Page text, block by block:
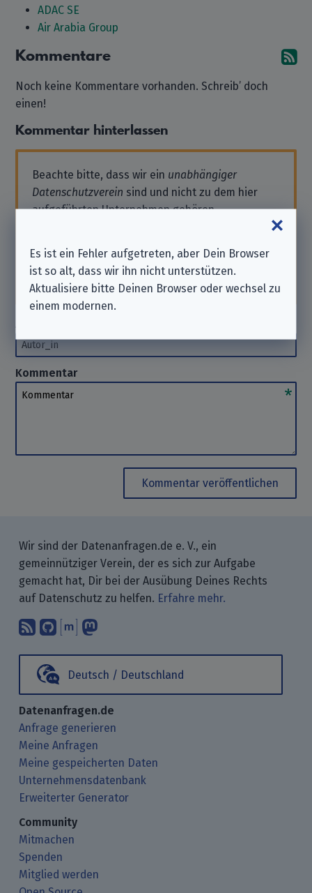
ADAC SE
Air Arabia Group
Kommentare
Noch keine Kommentare vorhanden. Schreib’ doch
einen!
Kommentar hinterlassen
Beachte bitte, dass wir ein unabhängiger
Datenschutzverein sind und nicht zu dem hier
aufgeführten Unternehmen gehören.
an das Unternehmen. Wir können Dir hierbei
nicht helfen. Danke für Dein Verständnis.
Autor_in
Kommentar
Kommentar
Kommentar veröffentlichen
Wir sind der Datenanfragen.de e. V., ein
gemeinnütziger Verein, der es sich zur Aufgabe
gemacht hat, Dir bei der Ausübung Deines Rechts
auf Datenschutz zu helfen. Erfahre mehr.
Abonniere unsere Blogbeiträge mit
Finde uns bei GitHub.
Unterhalte Dich mit uns über
Deutsch / Deutschland
Datenanfragen.de
Anfrage generieren
Meine Anfragen
Meine gespeicherten Daten
Unternehmensdatenbank
Erweiterter Generator
Community
Mitmachen
Spenden
Mitglied werden
Es ist ein Fehler aufgetreten, aber Dein Browser
ist so alt, dass wir ihn nicht unterstützen.
Aktualisiere bitte Deinen Browser oder wechsel zu
einem modernen.